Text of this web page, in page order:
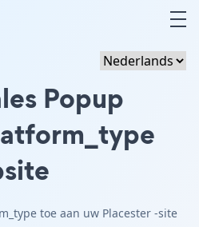
Popup
toe aan uw Placester -site